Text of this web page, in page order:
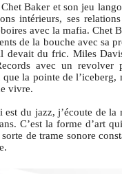
Baker et son jeu
intérieurs, ses
avec la mafia. Chet
de la bouche avec sa
devait du fric. Miles
avec un revolver
que la pointe de l’iceberg,
vivre.
du jazz, j’écoute de la
C’est la forme d’art
de trame sonore